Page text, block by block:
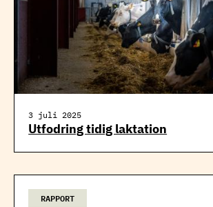
3 juli 2025
Utfodring tidig laktation
RAPPORT